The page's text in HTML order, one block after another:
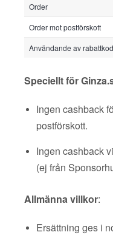
Order
Order mot postförskott
Användande av rabattkod
Speciellt för
Ingen cashback
postförskott.
Ingen cashback
(ej från
Allmänna villkor:
Ersättning ges i